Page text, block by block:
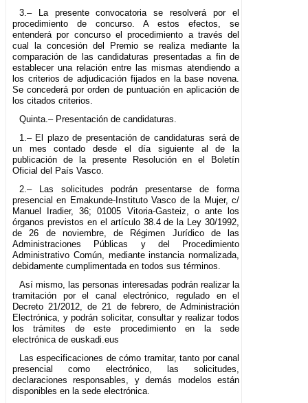
3.– La presente convocatoria se resolverá por el
procedimiento de concurso. A estos efectos, se
entenderá por concurso el procedimiento a través del
cual la concesión del Premio se realiza mediante la
comparación de las candidaturas presentadas a fin de
establecer una relación entre las mismas atendiendo a
los criterios de adjudicación fijados en la base novena.
Se concederá por orden de puntuación en aplicación de
los citados criterios.
Quinta.– Presentación de candidaturas.
1.– El plazo de presentación de candidaturas será de
un mes contado desde el día siguiente al de la
publicación de la presente Resolución en el Boletín
Oficial del País Vasco.
2.– Las solicitudes podrán presentarse de forma
presencial en Emakunde-Instituto Vasco de la Mujer, c/
Manuel Iradier, 36; 01005 Vitoria-Gasteiz, o ante los
órganos previstos en el artículo 38.4 de la Ley 30/1992,
de 26 de noviembre, de Régimen Jurídico de las
Administraciones Públicas y del Procedimiento
Administrativo Común, mediante instancia normalizada,
debidamente cumplimentada en todos sus términos.
Así mismo, las personas interesadas podrán realizar la
tramitación por el canal electrónico, regulado en el
Decreto 21/2012, de 21 de febrero, de Administración
Electrónica, y podrán solicitar, consultar y realizar todos
los trámites de este procedimiento en la sede
electrónica de euskadi.eus
Las especificaciones de cómo tramitar, tanto por canal
presencial como electrónico, las solicitudes,
declaraciones responsables, y demás modelos están
disponibles en la sede electrónica.